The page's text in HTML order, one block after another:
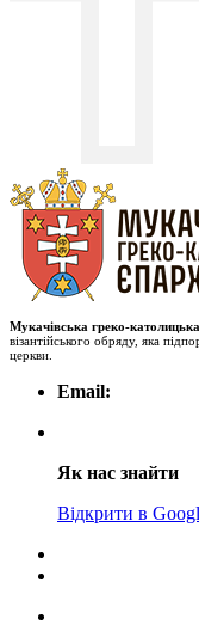
Мукачівська греко-
візантійського обряду, яка
церкви.
Email:
Як нас знайти
Відкрити в